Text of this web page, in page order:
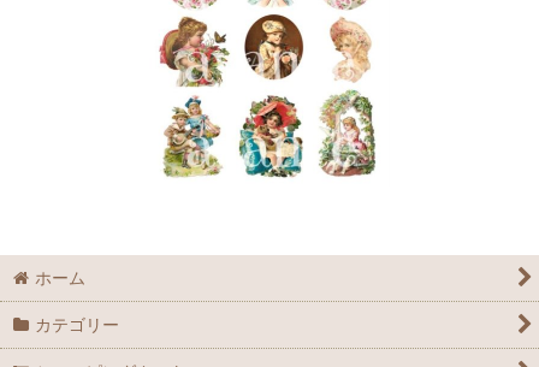
ホーム
カテゴリー